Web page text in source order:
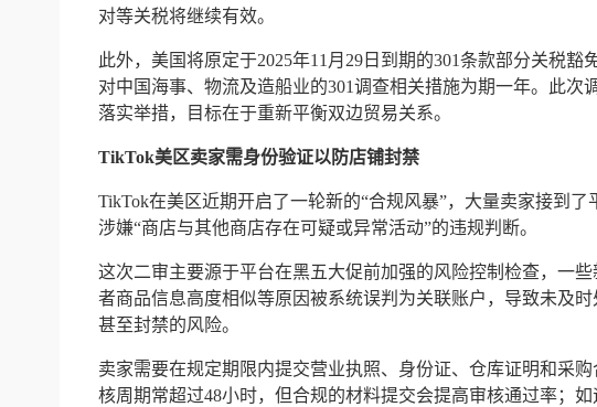
对等关税将继续有效。
此外，美国将原定于2025年11月29日到期的301条款部分关税
对中国海事、物流及造船业的301调查相关措施为期一年。此
落实举措，目标在于重新平衡双边贸易关系。
TikTok美区卖家需身份验证以防店铺封禁
TikTok在美区近期开启了一轮新的“合规风暴”，大量卖家接到
涉嫌“商店与其他商店存在可疑或异常活动”的违规判断。
这次二审主要源于平台在黑五大促前加强的风险控制检查，一
者商品信息高度相似等原因被系统误判为关联账户，导致未及
甚至封禁的风险。
卖家需要在规定期限内提交营业执照、身份证、仓库证明和采
核周期常超过48小时，但合规的材料提交会提高审核通过率；